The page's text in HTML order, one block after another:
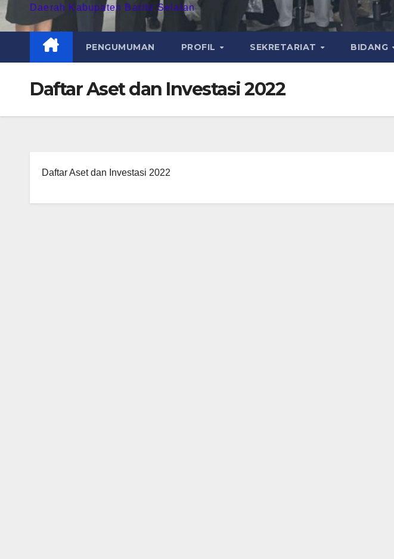
Daerah Kabupaten Barito Selatan
PENGUMUMAN PROFIL SEKRETARIAT BIDANG
Daftar Aset dan Investasi 2022
Daftar Aset dan Investasi 2022